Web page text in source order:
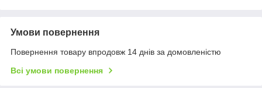
Умови повернення
Повернення товару впродовж 14 днів за домовленістю
Всі умови повернення